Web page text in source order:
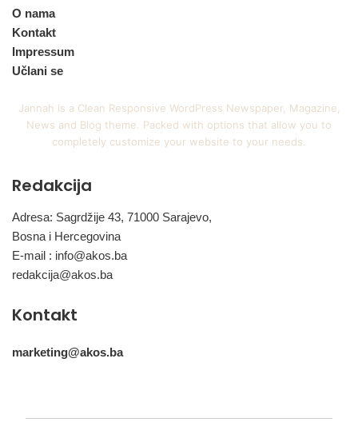
O nama
Kontakt
Impressum
Učlani se
Jannah is a Clean Responsive WordPress Newspaper, Magazine,
News and Blog theme. Packed with options that allow you to
completely customize your website to your needs.
Redakcija
Adresa: Sagrdžije 43, 71000 Sarajevo,
Bosna i Hercegovina
E-mail : info@akos.ba
redakcija@akos.ba
Kontakt
marketing@akos.ba